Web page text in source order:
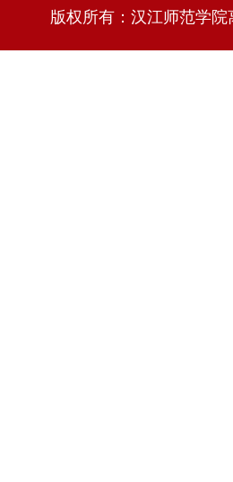
版权所有：汉江师范学